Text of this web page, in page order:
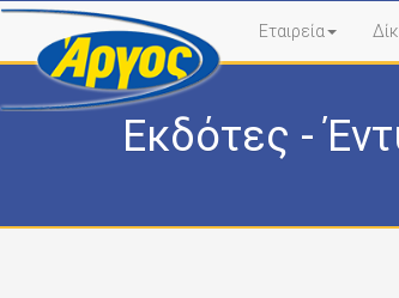
Εταιρεία
Εκδότες -